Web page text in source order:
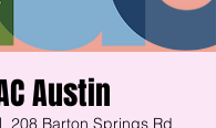
Austin
208 Barton Springs Rd